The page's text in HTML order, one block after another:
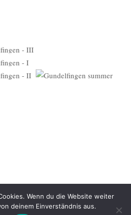
Stolz präsentiert von WordPress
Wenn du die Website weiter
deinem Einverständnis aus.